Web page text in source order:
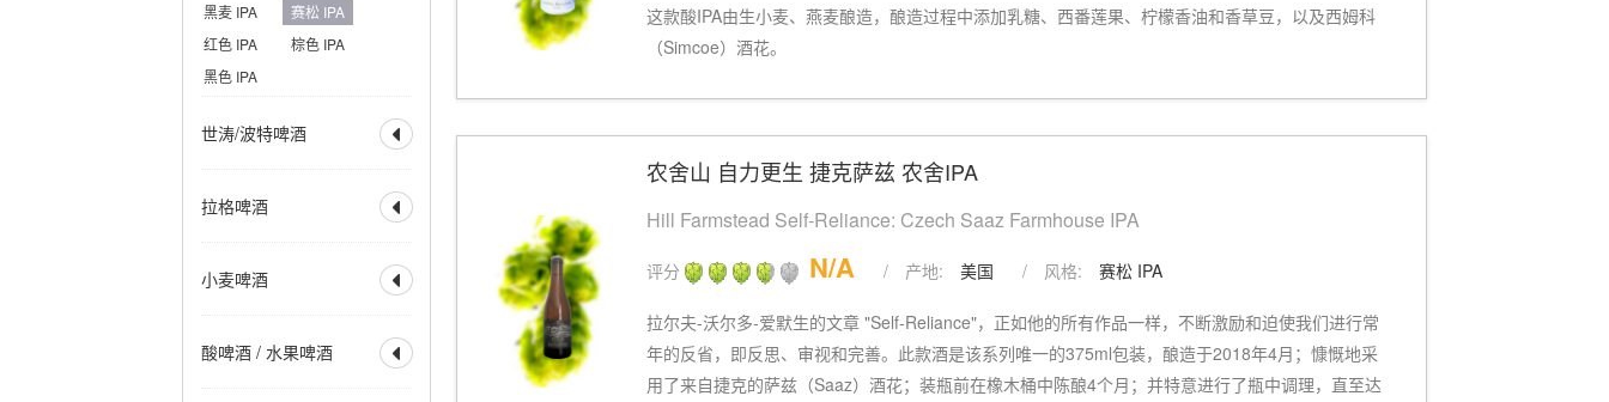
黑麦 IPA
赛松 IPA
红色 IPA
棕色 IPA
黑色 IPA
世涛/波特啤酒 
世涛
帝国世涛
美式世涛
烟熏波特
爱尔兰世涛
拉格啤酒 
美式淡拉格
深色拉格
优质拉格
小麦啤酒 
小麦酒
德式小麦啤酒
酸啤酒 / 水果啤酒 
这款酸IPA由生小麦、燕麦酿造，酿造过程中添加乳糖、西番莲果、柠檬香油和香草豆，以及西姆科
（Simcoe）酒花。
农舍山 自力更生 捷克萨兹 农舍IPA
Hill Farmstead Self-Reliance: Czech Saaz Farmhouse IPA
评分 N/A / 产地: 美国 / 风格: 赛松 IPA
拉尔夫-沃尔多-爱默生的文章 "Self-Reliance"，正如他的所有作品一样，不断激励和迫使我们进行常
年的反省，即反思、审视和完善。此款酒是该系列唯一的375ml包装，酿造于2018年4月；慷慨地采
用了来自捷克的萨兹（Saaz）酒花；装瓶前在橡木桶中陈酿4个月；并特意进行了瓶中调理，直至达